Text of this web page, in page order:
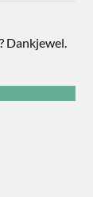
Dankjewel.